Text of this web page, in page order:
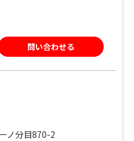
問い合わせる
ノ分目870-2